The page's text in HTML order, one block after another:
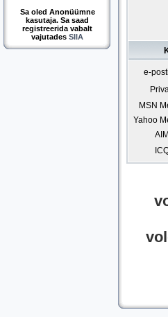
Sa oled Anonüümne
kasutaja. Sa saad
registreerida vabalt
vajutades SIIA
e-
MSN
Yahoo